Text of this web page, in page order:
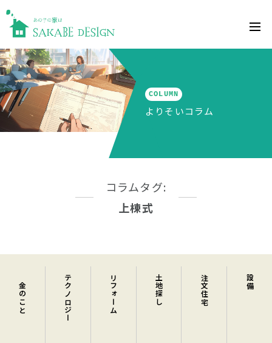
COLUMN
よりそいコラム
コラムタグ:
上棟式
お金のこと テクノロジー リフォーム 土地探し 注文住宅 設備